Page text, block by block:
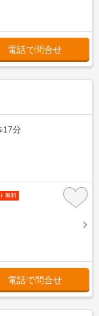
電話で問合せ
17分
無料
電話で問合せ